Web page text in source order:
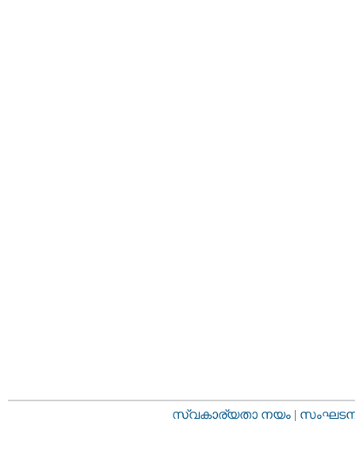
സ്വകാര്യതാ നയം |